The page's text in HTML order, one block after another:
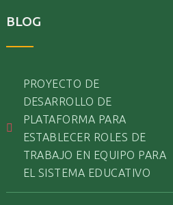
BLOG
PROYECTO DE
DESARROLLO DE
PLATAFORMA PARA
ESTABLECER ROLES DE
TRABAJO EN EQUIPO PARA
EL SISTEMA EDUCATIVO